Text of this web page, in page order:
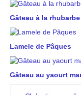
Gâteau à la
Lamele de Pâques
Gâteau au yaourt